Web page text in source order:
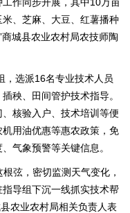
、芝麻、大豆、红薯播种
城县农业农村局农技师陶
，选派16名专业技术人员
秧、田间管护技术指导。
核验入户、技术培训等便
用油优惠等惠农政策，免
气象预警等关键信息。
弦，密切监测天气变化，
导组下沉一线抓实技术帮
农业农村局相关负责人表